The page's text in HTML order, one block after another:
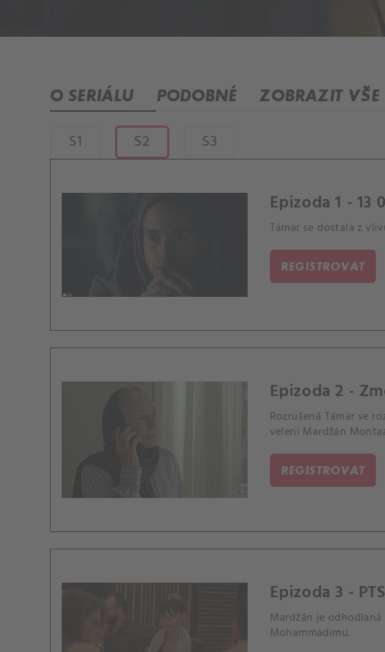
O SERIÁLU PODOBNÉ ZOBRAZIT VŠE
S1 S2 S3
Epizoda 1 - 13
Támar se dostala z
REGISTROVAT
Epizoda 2 -
Rozrušená Támar se
velení Mardžán
REGISTROVAT
Epizoda 3 -
Mardžán je
Mohammadimu.